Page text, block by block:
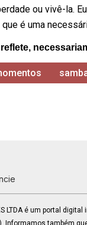
ou vivê-la.
é uma
LTDA é um portal
Informamos também